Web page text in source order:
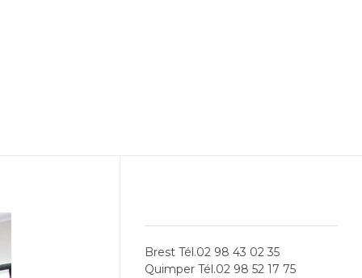
Brest Tél.02 98 43 02 35
Quimper Tél.02 98 52 17 75